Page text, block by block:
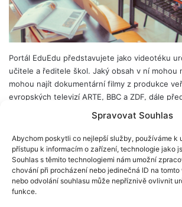
Spravovat Souhlas
Abychom poskytli co nejlepší služby, používáme k
přístupu k informacím o zařízení, technologie jako
Souhlas s těmito technologiemi nám umožní
chování při procházení nebo jedinečná ID na tomto
nebo odvolání souhlasu může nepříznivě ovlivnit
funkce.
Portál EduEdu představujete jako videotéku
učitele a ředitele škol. Jaký obsah v ní mohou
mohou najít dokumentární filmy z produkce
evropských televizí ARTE, BBC a ZDF, dále
prestižních světových univerzit a vědeckých
stojí například NASA, MIT (Massachusettský
Číst dál